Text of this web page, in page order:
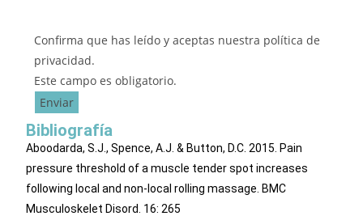
Confirma que has leído y aceptas nuestra política de
privacidad.
Este campo es obligatorio.
Enviar
Bibliografía
Aboodarda, S.J., Spence, A.J. & Button, D.C. 2015. Pain
pressure threshold of a muscle tender spot increases
following local and non-local rolling massage. BMC
Musculoskelet Disord. 16: 265